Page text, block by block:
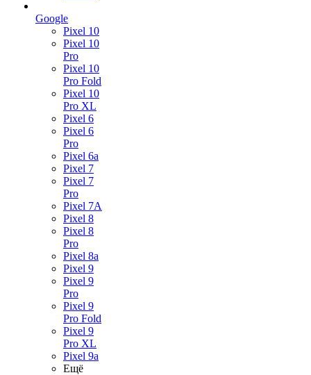
Google
Pixel 10
Pixel 10
Pro
Pixel 10
Pro Fold
Pixel 10
Pro XL
Pixel 6
Pixel 6
Pro
Pixel 6a
Pixel 7
Pixel 7
Pro
Pixel 7A
Pixel 8
Pixel 8
Pro
Pixel 8a
Pixel 9
Pixel 9
Pro
Pixel 9
Pro Fold
Pixel 9
Pro XL
Pixel 9a
Ещё